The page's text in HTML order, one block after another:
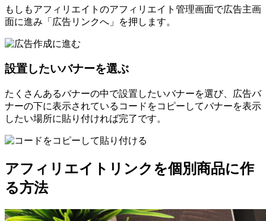
もしもアフィリエイトのアフィリエイト管理画面で広告主画
面に進み「広告リンクへ」を押します。
設置したいバナーを選ぶ
たくさんあるバナーの中で設置したいバナーを選び、広告バ
ナーの下に表示されているコードをコピーしてバナーを表示
したい場所に貼り付ければ完了です。
アフィリエイトリンクを個別商品に作
る方法